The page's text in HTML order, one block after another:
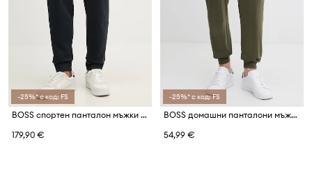
-25%* с код: FS
BOSS спортен панталон мъжки от памук Locsin 01
179,90 €
-25%* с код: FS
BOSS домашни панталони мъжки от памук с еластан Mix&Match Pants
54,99 €